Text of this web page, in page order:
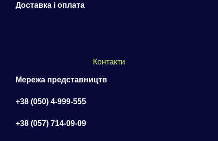
Доставка і оплата
Контакти
Мережа представництв
+38 (050) 4-999-555
+38 (057) 714-09-09